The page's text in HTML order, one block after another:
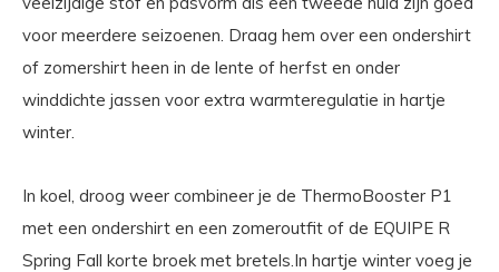
voor meerdere seizoenen. Draag hem over een ondershirt
of zomershirt heen in de lente of herfst en onder
winddichte jassen voor extra warmteregulatie in hartje
winter.
In koel, droog weer combineer je de ThermoBooster P1
met een ondershirt en een zomeroutfit of de EQUIPE R
Spring Fall korte broek met bretels.In hartje winter voeg je